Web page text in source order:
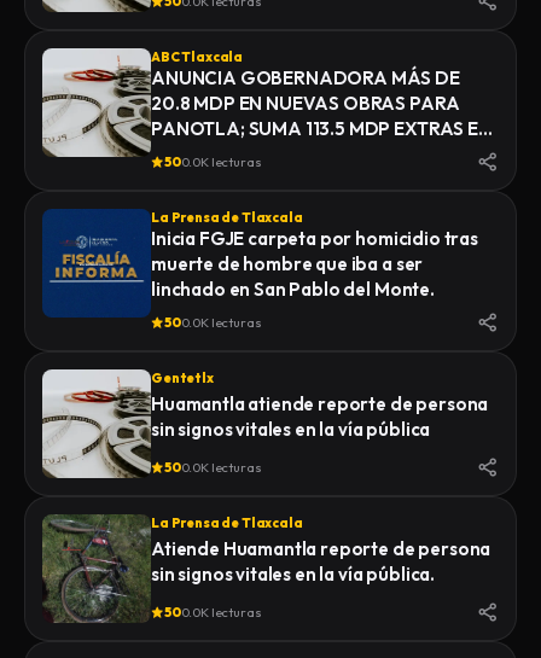
ABC Tlaxcala
ANUNCIA GOBERNADORA MÁS DE
20.8 MDP EN NUEVAS OBRAS PARA
PANOTLA; SUMA 113.5 MDP EXTRAS EN
INFRAESTRUCTURA
500.0K lecturas
La Prensa de Tlaxcala
Inicia FGJE carpeta por homicidio tras
muerte de hombre que iba a ser
linchado en San Pablo del Monte.
500.0K lecturas
Gentetlx
Huamantla atiende reporte de persona
sin signos vitales en la vía pública
500.0K lecturas
La Prensa de Tlaxcala
Atiende Huamantla reporte de persona
sin signos vitales en la vía pública.
500.0K lecturas